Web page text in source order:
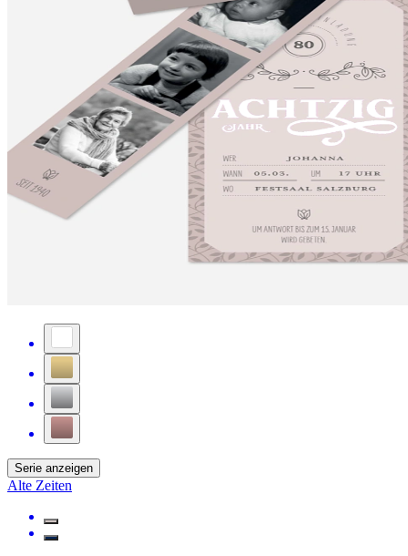
Serie anzeigen
Alte Zeiten